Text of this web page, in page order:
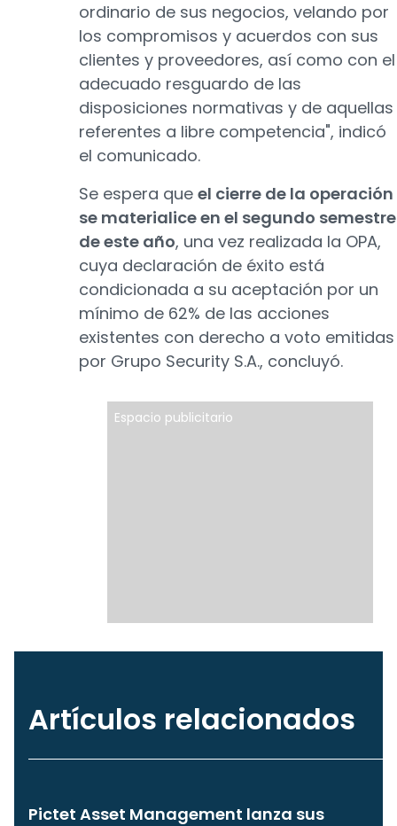
ordinario de sus negocios, velando por
los compromisos y acuerdos con sus
clientes y proveedores, así como con el
adecuado resguardo de las
disposiciones normativas y de aquellas
referentes a libre competencia", indicó
el comunicado.
Se espera que el cierre de la operación
se materialice en el segundo semestre
de este año, una vez realizada la OPA,
cuya declaración de éxito está
condicionada a su aceptación por un
mínimo de 62% de las acciones
existentes con derecho a voto emitidas
por Grupo Security S.A., concluyó.
Espacio publicitario
Artículos relacionados
Pictet Asset Management lanza sus